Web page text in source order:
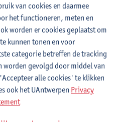
Alex Haider
English Language
van cookies en daarmee
het functioneren, meten en
worden er cookies geplaatst om
kunnen tonen en voor
categorie betreffen de tracking
worden gevolgd door middel van
alle cookies' te klikken
ook het UAntwerpen Privacy